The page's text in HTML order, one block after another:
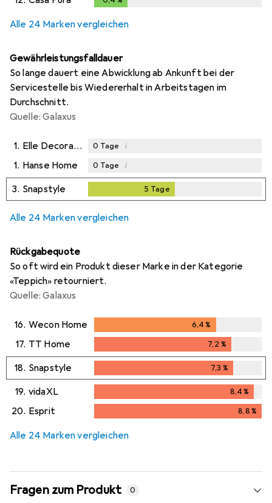
Alle 24 Marken vergleichen
Gewährleistungsfalldauer
So lange dauert eine Abwicklung ab Ankunft bei der
Servicestelle bis Wiedererhalt in Arbeitstagen im
Durchschnitt.
Quelle: Galaxus
1. Elle Decoration 0 Tage i
1. Hanse Home 0 Tage i
3. Snapstyle 5 Tage
Alle 24 Marken vergleichen
Rückgabequote
So oft wird ein Produkt dieser Marke in der Kategorie
«Teppich» retourniert.
Quelle: Galaxus
16. Wecon Home 6,4%
17. TT Home 7,2 %
18. Snapstyle 7,3 %
19. vidaXL 8,4%
8,4%
20. Esprit 8,8%
Alle 24 Marken vergleichen
Fragen zum Produkt 0